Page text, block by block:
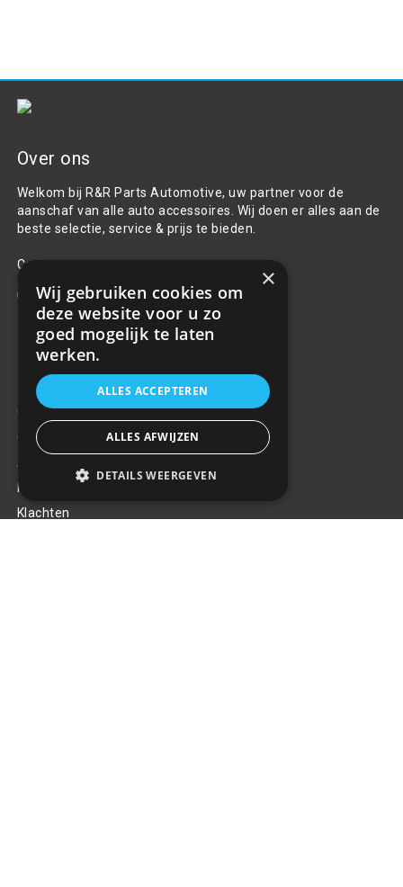
Over ons
Welkom bij R&R Parts Automotive, uw partner voor de
aanschaf van alle auto accessoires. Wij doen er alles aan de
beste selectie, service & prijs te bieden.
Contact
+31(0)85 486 83 17
info@rrparts.nl
Klantenservice
Over ons
Contact
Algemene voorwaarden
Privacy Policy
Klachten
×
Wij gebruiken cookies om
deze website voor u zo
goed mogelijk te laten
werken.
ALLES ACCEPTEREN
ALLES AFWIJZEN
DETAILS WEERGEVEN